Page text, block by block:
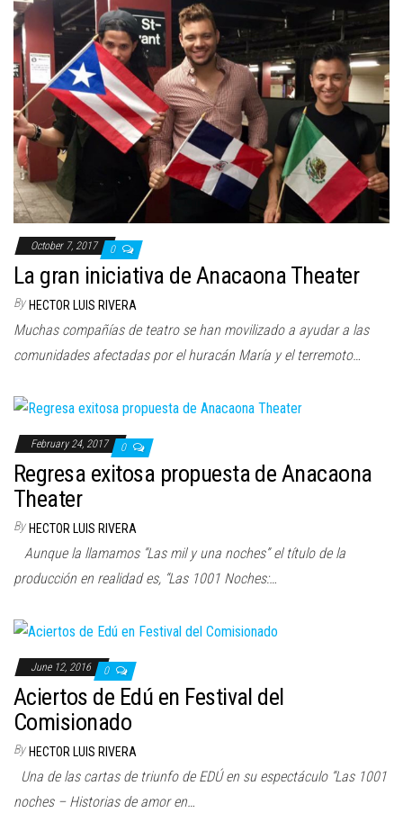
October 7, 2017 0
La gran iniciativa de Anacaona Theater
By HECTOR LUIS RIVERA
Muchas compañías de teatro se han movilizado a ayudar a las
comunidades afectadas por el huracán María y el terremoto…
February 24, 2017 0
Regresa exitosa propuesta de Anacaona
Theater
By HECTOR LUIS RIVERA
Aunque la llamamos “Las mil y una noches” el título de la
producción en realidad es, “Las 1001 Noches:…
June 12, 2016 0
Aciertos de Edú en Festival del
Comisionado
By HECTOR LUIS RIVERA
Una de las cartas de triunfo de EDÚ en su espectáculo “Las 1001
noches – Historias de amor en…